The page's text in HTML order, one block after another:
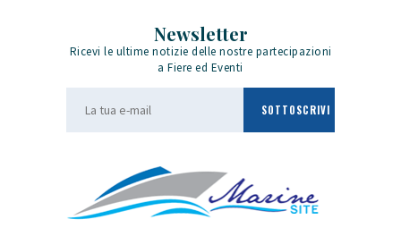
Newsletter
Ricevi le ultime notizie delle nostre partecipazioni
a Fiere ed Eventi